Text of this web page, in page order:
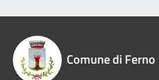
Comune di Ferno